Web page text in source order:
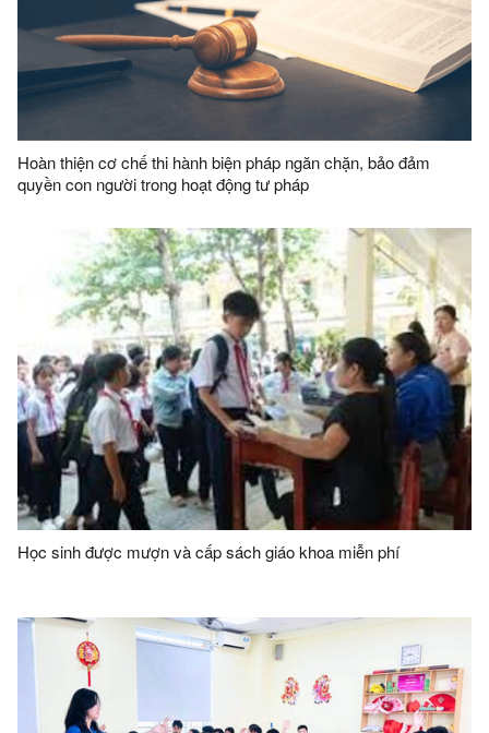
Hoàn thiện cơ chế thi hành biện pháp ngăn chặn, bảo đảm
quyền con người trong hoạt động tư pháp
Học sinh được mượn và cấp sách giáo khoa miễn phí